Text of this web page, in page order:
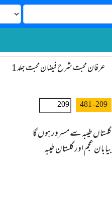
عرفان محبت شرح فیضان محبت جلد 1
209
- 481
بیابان عجم اور گلستان طیبہ